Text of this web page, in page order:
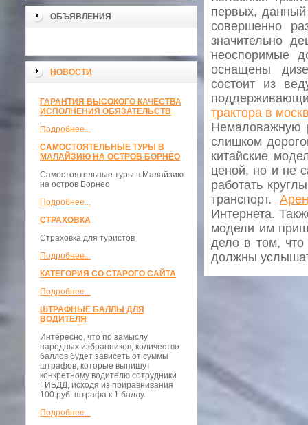
ОБЪЯВЛЕНИЯ
НОВОСТИ
ГАРАНТИЯ ВЫСОКОГО КАЧЕСТВА
ИСПОЛНЕНИЯ ОБЯЗАТЕЛЬСТВ
Подробнее...
САМОСТОЯТЕЛЬНЫЕ ТУРЫ В
МАЛАЙЗИЮ НА ОСТРОВ БОРНЕО
Самостоятельные туры в Малайзию
на остров Борнео
Подробнее...
СТРАХОВКА
Страховка для туристов
Подробнее...
КАТЕГОРИЯ СО СТАРОГО САЙТА
Подробнее...
ШТРАФНЫЕ БАЛЛЫ ДЛЯ
ВОДИТЕЛЯ
Интересно, что по замыслу
народных избранников, количество
баллов будет зависеть от суммы
штрафов, которые выпишут
конкретному водителю сотрудники
ГИБДД, исходя из приравнивания
100 руб. штрафа к 1 баллу.
Подробнее...
первых, данный
совершенно
значительно
неоспоримые
оснащены
состоит из
трактора в
Немаловажную
слишком
китайские
ценой, но и не
работать
транспорт.
Интернета.
модели им
дело в том,
должны